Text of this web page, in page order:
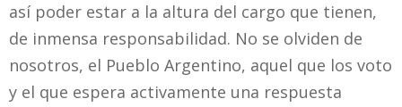
así poder estar a la altura del cargo que tienen,
de inmensa responsabilidad. No se olviden de
nosotros, el Pueblo Argentino, aquel que los voto
y el que espera activamente una respuesta